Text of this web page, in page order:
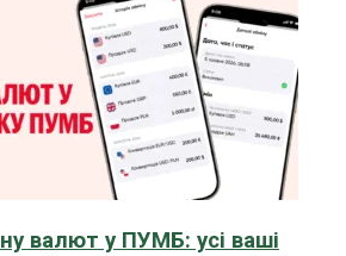
валют у ПУМБ: усі ваші